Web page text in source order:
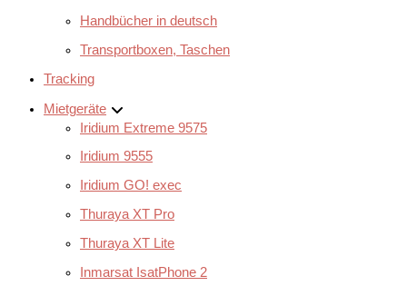
Handbücher in deutsch
Transportboxen, Taschen
Tracking
Mietgeräte
Iridium Extreme 9575
Iridium 9555
Iridium GO! exec
Thuraya XT Pro
Thuraya XT Lite
Inmarsat IsatPhone 2